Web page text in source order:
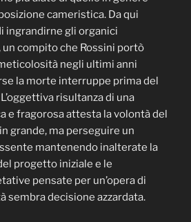
cameristica. Da qui
ingrandirne gli organici
compito che Rossini portò
negli ultimi anni
la morte interruppe prima del
risultanza di una
e fragorosa attesta la volontà del
grande, ma perseguire un
mantenendo inalterate la
progetto iniziale e le
pensate per un’opera di
sembra decisione azzardata.